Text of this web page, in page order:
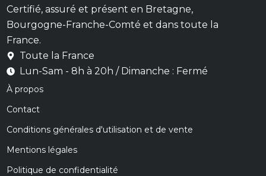
Certifié, assuré et présent en Bretagne,
Bourgogne-Franche-Comté et dans toute la
France.
Toute la France
Lun-Sam - 8h à 20h / Dimanche : Fermé
À propos
Contact
Conditions générales d'utilisation et de vente
Mentions légales
Politique de confidentialité